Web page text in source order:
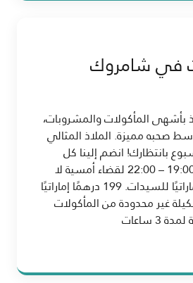
في شامروك
بأشهى المأكولات والمشروبات،
صحبه مميزة. الملاذ المثالي
بانتظارك! انضم إلينا كل
خميس، من الساعة 19:00 – 22:00 لقضاء أمسية لا
تُنسى! 99 درهمًا إماراتيًا للسيدات. 199 درهمًا إماراتيًا
غير محدودة من المأكولات
ساعات